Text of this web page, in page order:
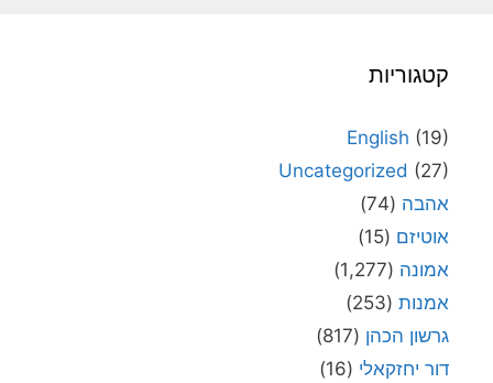
קטגוריות
English (19)
Uncategorized (27)
אהבה (74)
אוטיזם (15)
אמונה (1,277)
אמנות (253)
גרשון הכהן (817)
דור יחזקאלי (16)